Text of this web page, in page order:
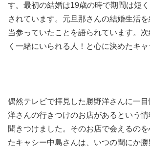
す。最初の結婚は19歳の時で期間は短
されています。元旦那さんの結婚生活
当参っていたことを語られています。
く一緒にいられる人！と心に決めたキャ
偶然テレビで拝見した勝野洋さんに一
洋さんの行きつけのお店があるという
聞きつけました。そのお店で会えるの
たキャシー中島さんは、いつの間にか勝